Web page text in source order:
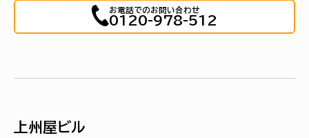
お電話でのお問い合わせ
0120-978-512
上州屋ビル